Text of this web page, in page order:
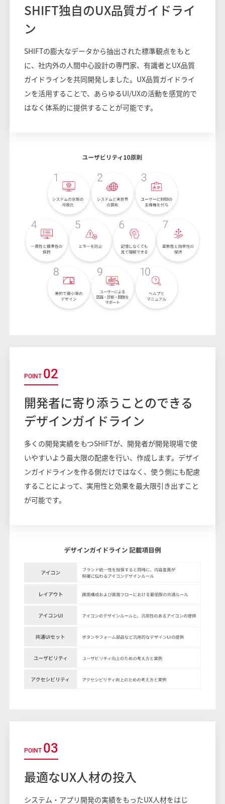
SHIFT独自のUX品質ガイドライ
ン
SHIFTの膨大なデータから抽出された標準観点をもと
に、社内外の人間中心設計の専門家、有識者とUX品質
ガイドラインを共同開発しました。UX品質ガイドライ
ンを活用することで、あらゆるUI/UXの活動を感覚的で
はなく体系的に提供することが可能です。
02
開発者に寄り添うことのできる
デザインガイドライン
多くの開発実績をもつSHIFTが、開発者が開発現場で使
いやすいよう最大限の配慮を行い、作成します。デザイ
ンガイドラインを作る側だけではなく、使う側にも配慮
することによって、実用性と効果を最大限引き出すこと
が可能です。
03
最適なUX人材の投入
システム・アプリ開発の実績をもったUX人材をはじ